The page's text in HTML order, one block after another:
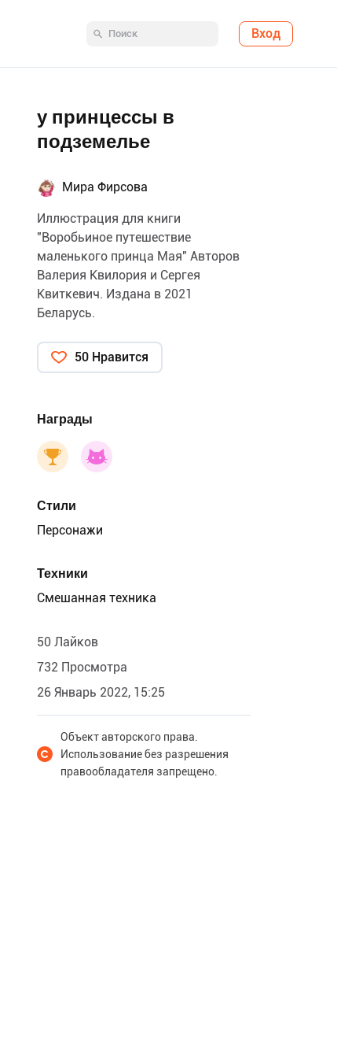
Вход
у принцессы в
подземелье
Мира Фирсова
Иллюстрация для книги
"Воробьиное путешествие
маленького принца Мая" Авторов
Валерия Квилория и Сергея
Квиткевич. Издана в 2021
Беларусь.
50 Нравится
Награды
Стили
Персонажи
Техники
Смешанная техника
50 Лайков
732 Просмотра
26 Январь 2022, 15:25
Объект авторского права.
Использование без разрешения
правообладателя запрещено.